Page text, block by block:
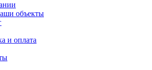
объекты
и оплата